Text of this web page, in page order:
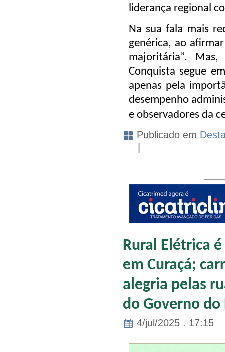
liderança regional
Na sua fala mais
genérica, ao
majoritária”.
Conquista segue
apenas pela
desempenho
e observadores da
Publicado em
|
Rural Elétrica
em Curaçá;
alegria pelas
do Governo do
4/jul/2025 . 17:15